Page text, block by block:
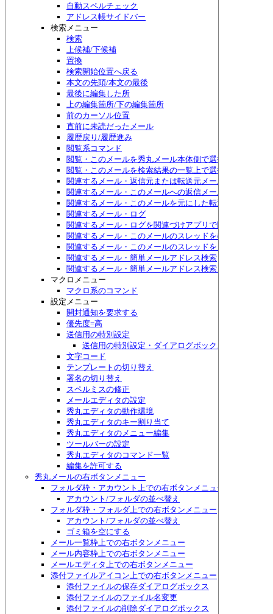
自動スペルチェック
アドレス帳サイドバー
検索メニュー
検索
上候補/下候補
置換
検索開始位置へ戻る
本文の先頭/本文の最後
最後に編集した所
上の編集箇所/下の編集箇所
前のカーソル位置
直前に未読だったメール
履歴戻り/履歴進み
閲覧系コマンド
閲覧・このメールを秀丸メール本体側で選択する
閲覧・このメールを検索結果の一覧上で選択する
関連するメール・返信元または転送元メール
関連するメール・このメールへの返信メール
関連するメール・このメールを元にした転送メール
関連するメール・ログ
関連するメール・ログを関連づけアプリで開く
関連するメール・このメールのスレッドを検索
関連するメール・このメールのスレッドをメニュー表示
関連するメール・簡単メールアドレス検索
関連するメール・簡単メールアドレス検索メニュー表示
マクロメニュー
マクロ系のコマンド
設定メニュー
開封通知を要求する
優先度=高
送信用の特別設定
送信用の特別設定・ダイアログボックス
文字コード
テンプレートの切り替え
署名の切り替え
スペルミスの修正
メールエディタの設定
秀丸エディタの動作環境
秀丸エディタのキー割り当て
秀丸エディタのメニュー編集
ツールバーの設定
秀丸エディタのコマンド一覧
編集を許可する
秀丸メールの右ボタンメニュー
フォルダ枠・アカウント上での右ボタンメニュー
アカウント/フォルダの並べ替え
フォルダ枠・フォルダ上での右ボタンメニュー
アカウント/フォルダの並べ替え
ゴミ箱を空にする
メール一覧枠上での右ボタンメニュー
メール内容枠上での右ボタンメニュー
メールエディタ上での右ボタンメニュー
添付ファイルアイコン上での右ボタンメニュー
添付ファイルの保存ダイアログボックス
添付ファイルのファイル名変更
添付ファイルの削除ダイアログボックス